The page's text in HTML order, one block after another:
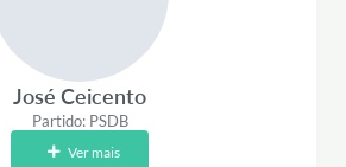
José Ceicento
Partido: PSDB
Ver mais